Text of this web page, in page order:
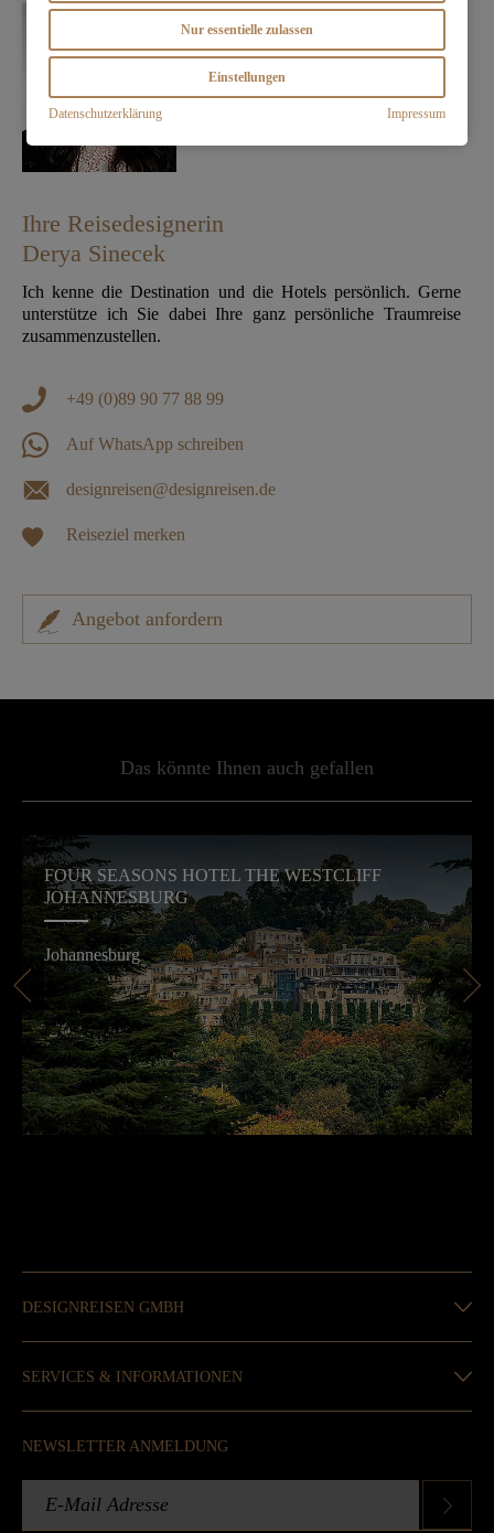
Ihre Reisedesignerin
Derya Sinecek
Ich kenne die Destination und die Hotels persönlich. Gerne
unterstütze ich Sie dabei Ihre ganz persönliche Traumreise
zusammenzustellen.
+49 (0)89 90 77 88 99
Auf WhatsApp schreiben
designreisen@designreisen.de
Reiseziel merken
Angebot anfordern
Das könnte Ihnen auch gefallen
FOUR SEASONS HOTEL THE WESTCLIFF
JOHANNESBURG
Johannesburg
DESIGNREISEN GMBH
SERVICES & INFORMATIONEN
NEWSLETTER ANMELDUNG
Nur essentielle zulassen
Einstellungen
Datenschutzerklärung Impressum